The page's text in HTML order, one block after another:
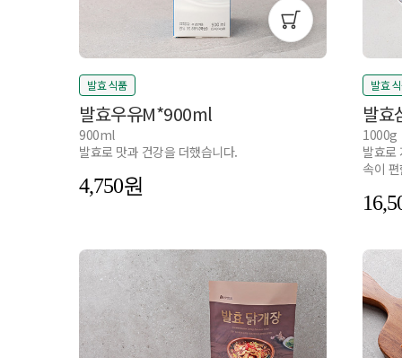
발효 식품
발효우유M*900ml
900ml
발효로 맛과 건강을 더했습니다.
4,750
발효
발효
1000g
발효로
속이